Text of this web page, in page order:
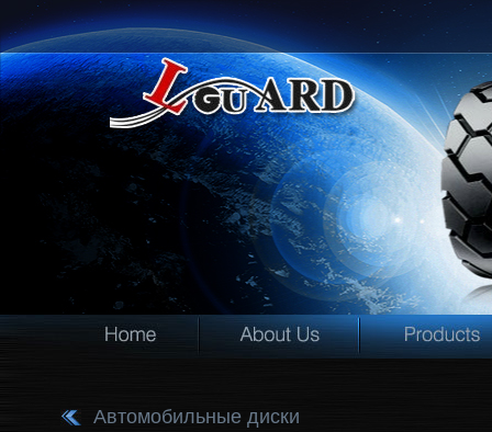
Автомобильные диски